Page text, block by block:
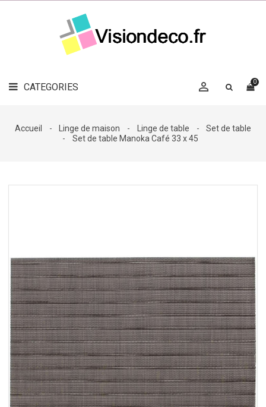
CATEGORIES 0

LE
MAG
DÉCO

DÉCO
Accueil Linge de maison Linge de table
Set de table
Set de table Manoka Café 33 x 45